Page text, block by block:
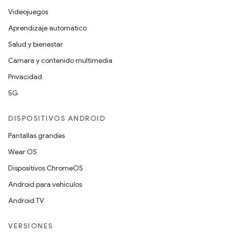
Videojuegos
Aprendizaje automático
Salud y bienestar
Cámara y contenido multimedia
Privacidad
5G
DISPOSITIVOS ANDROID
Pantallas grandes
Wear OS
Dispositivos ChromeOS
Android para vehículos
Android TV
VERSIONES